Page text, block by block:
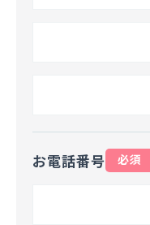
お電話番号 必須